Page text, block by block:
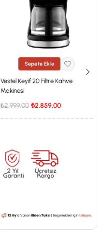
Sepete Ekle
Vestel Keyif 20 Filtre Kahve
Makinesi
₺2.859,00
₺2.999,00